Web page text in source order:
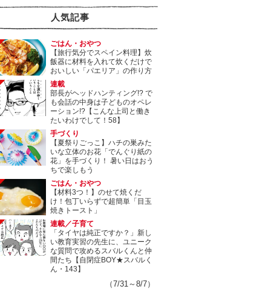
人気記事
ごはん・おやつ
【旅行気分でスペイン料理】炊
飯器に材料を入れて炊くだけで
おいしい「パエリア」の作り方
連載
部長がヘッドハンティング!? で
も会話の中身は子どものオペレ
ーション!?【こんな上司と働き
たいわけでして！58】
手づくり
【夏祭りごっこ】ハチの巣みた
いな立体のお花「でんぐり紙の
花」を手づくり！ 暑い日はおう
ちで楽しもう
ごはん・おやつ
【材料3つ！】のせて焼くだ
け！包丁いらずで超簡単「目玉
焼きトースト」
連載／子育て
「タイヤは純正ですか？」新し
い教育実習の先生に、ユニーク
な質問で攻めるスバルくんと仲
間たち【自閉症BOY★スバルく
ん・143】
（7/31～8/7）